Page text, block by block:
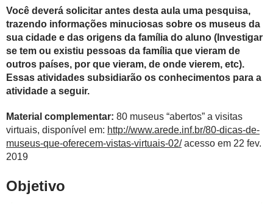
Você deverá solicitar antes desta aula uma pesquisa,
trazendo informações minuciosas sobre os museus da
sua cidade e das origens da família do aluno (Investigar
se tem ou existiu pessoas da família que vieram de
outros países, por que vieram, de onde vierem, etc).
Essas atividades subsidiarão os conhecimentos para a
atividade a seguir.
Material complementar: 80 museus “abertos” a visitas
virtuais, disponível em: http://www.arede.inf.br/80-dicas-de-
museus-que-oferecem-vistas-virtuais-02/ acesso em 22 fev.
2019
Objetivo